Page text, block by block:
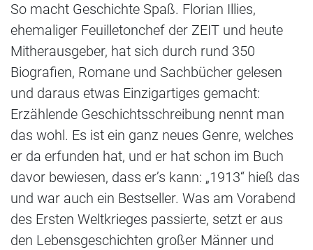
So macht Geschichte Spaß. Florian Illies,
ehemaliger Feuilletonchef der ZEIT und heute
Mitherausgeber, hat sich durch rund 350
Biografien, Romane und Sachbücher gelesen
und daraus etwas Einzigartiges gemacht:
Erzählende Geschichtsschreibung nennt man
das wohl. Es ist ein ganz neues Genre, welches
er da erfunden hat, und er hat schon im Buch
davor bewiesen, dass er’s kann: „1913“ hieß das
und war auch ein Bestseller. Was am Vorabend
des Ersten Weltkrieges passierte, setzt er aus
den Lebensgeschichten großer Männer und